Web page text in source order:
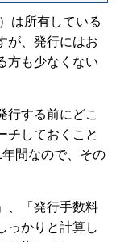
は所有している
が、発行にはお
方も少なくない
行する前にどこ
チしておくこと
間なので、その
、「発行手数料
っかりと計算し